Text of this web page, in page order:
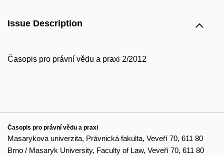
Issue Description
Časopis pro právní vědu a praxi 2/2012
Časopis pro právní vědu a praxi
Masarykova univerzita, Právnická fakulta, Veveří 70, 611 80
Brno / Masaryk University, Faculty of Law, Veveří 70, 611 80